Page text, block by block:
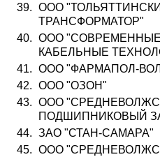
39. ООО
ТРАНСФОРМАТОР"
40. ООО "СОВРЕМЕННЫЕ
КАБЕЛЬНЫЕ
41. ООО "ФАРМАПОЛ-
42. ООО "ОЗОН"
43. ООО
ПОДШИПНИКОВЫЙ
44. ЗАО "СТАН-САМАРА"
45. ООО